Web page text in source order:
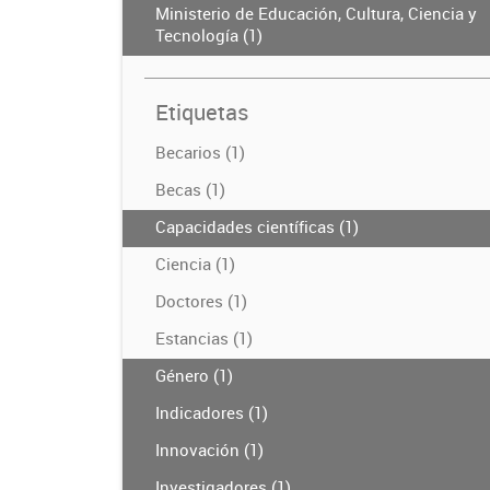
Ministerio de Educación, Cultura, Ciencia y
Tecnología (1)
Etiquetas
Becarios (1)
Becas (1)
Capacidades científicas (1)
Ciencia (1)
Doctores (1)
Estancias (1)
Género (1)
Indicadores (1)
Innovación (1)